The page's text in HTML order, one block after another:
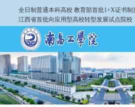
全日制普通本科高校 教育部首批1+X证书制
江西省首批向应用型高校转型发展试点院校